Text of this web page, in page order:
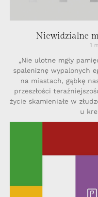
Niewidzialne
1
„Nie ulotne mgły
spaleniznę wypalonych
na miastach, gąbkę
przeszłości
życie skamieniałe w
u